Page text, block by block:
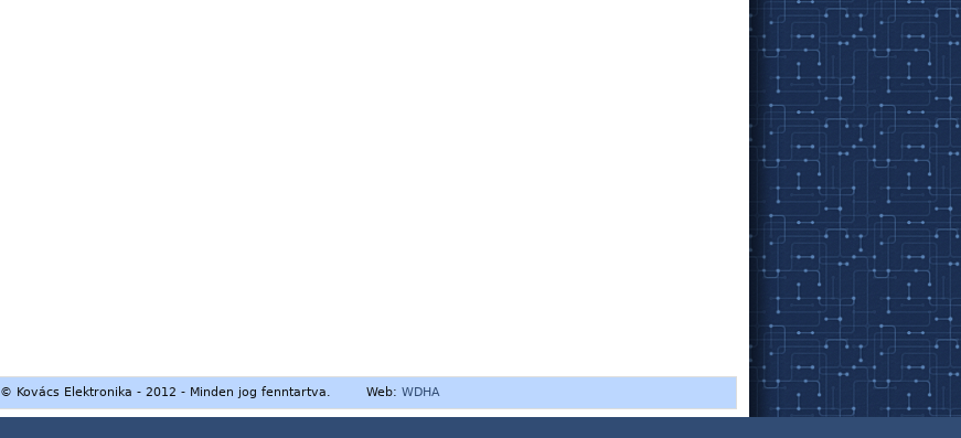
© Kovács Elektronika - 2012 - Minden jog fenntartva. Web: WDHA